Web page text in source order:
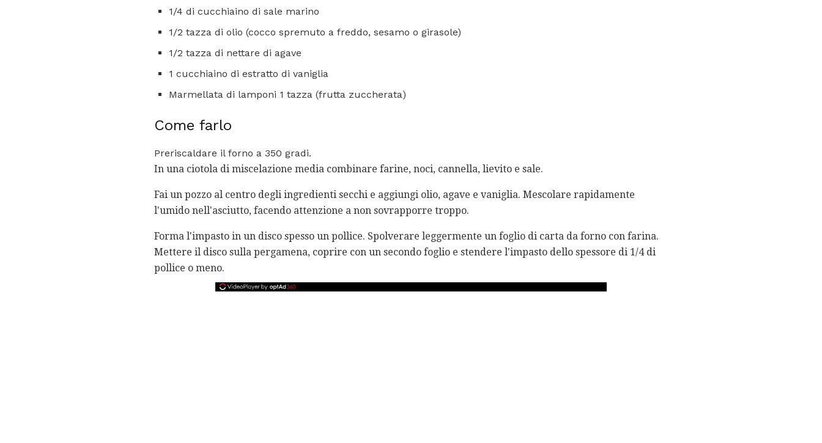
1/4 di cucchiaino di sale marino
1/2 tazza di olio (cocco spremuto a freddo, sesamo o girasole)
1/2 tazza di nettare di agave
1 cucchiaino di estratto di vaniglia
Marmellata di lamponi 1 tazza (frutta zuccherata)
Come farlo
Preriscaldare il forno a 350 gradi.
In una ciotola di miscelazione media combinare farine, noci, cannella, lievito e sale.
Fai un pozzo al centro degli ingredienti secchi e aggiungi olio, agave e vaniglia. Mescolare rapidamente
l'umido nell'asciutto, facendo attenzione a non sovrapporre troppo.
Forma l'impasto in un disco spesso un pollice. Spolverare leggermente un foglio di carta da forno con farina.
Mettere il disco sulla pergamena, coprire con un secondo foglio e stendere l'impasto dello spessore di 1/4 di
pollice o meno.